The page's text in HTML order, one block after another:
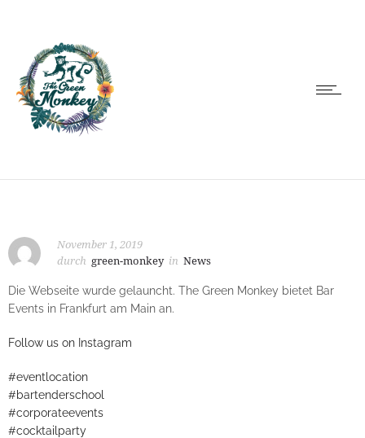
November 1, 2019
durch green-monkey in News
Die Webseite wurde gelauncht. The Green Monkey bietet Bar
Events in Frankfurt am Main an.
Follow us on Instagram
#eventlocation
#bartenderschool
#corporateevents
#cocktailparty